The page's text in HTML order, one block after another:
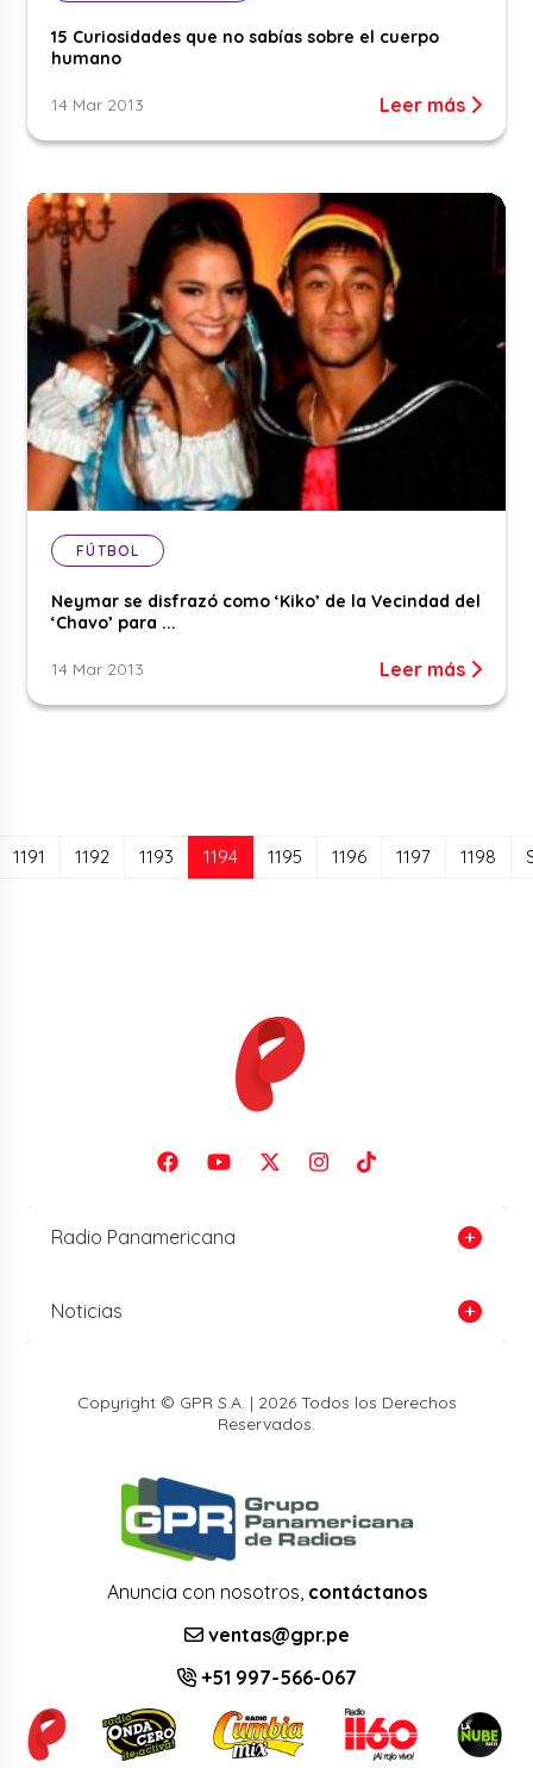
15 Curiosidades que no sabías sobre el cuerpo
humano
14 Mar 2013 Leer más
FÚTBOL
Neymar se disfrazó como ‘Kiko’ de la Vecindad del
‘Chavo’ para ...
14 Mar 2013 Leer más
1191 1192 1193 1194(current)
1195 1196 1197 1198
Radio Panamericana
Noticias
Copyright © GPR S.A. | 2026 Todos los Derechos
Reservados.
Anuncia con nosotros, contáctanos
ventas@gpr.pe
+51 997-566-067